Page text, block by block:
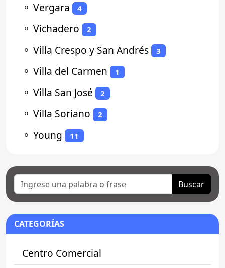
⚬ Vergara 4
⚬ Vichadero 2
⚬ Villa Crespo y San Andrés 3
⚬ Villa del Carmen 1
⚬ Villa San José 2
⚬ Villa Soriano 2
⚬ Young 11
Buscar
CATEGORÍAS
Centro Comercial